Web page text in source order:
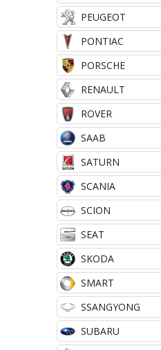
PEUGEOT
PONTIAC
PORSCHE
RENAULT
ROVER
SAAB
SATURN
SCANIA
SCION
SEAT
SKODA
SMART
SSANGYONG
SUBARU